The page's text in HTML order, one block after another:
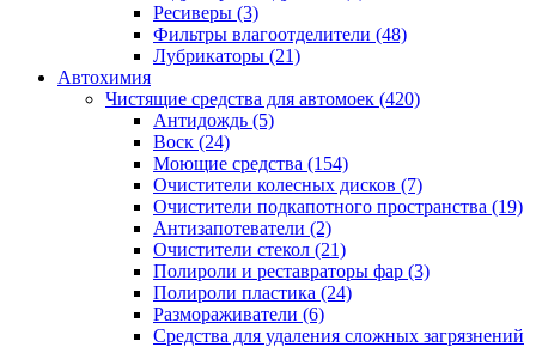
Ресиверы (3)
Фильтры влагоотделители (48)
Лубрикаторы (21)
Автохимия
Чистящие средства для автомоек (420)
Антидождь (5)
Воск (24)
Моющие средства (154)
Очистители колесных дисков (7)
Очистители подкапотного пространства (19)
Антизапотеватели (2)
Очистители стекол (21)
Полироли и реставраторы фар (3)
Полироли пластика (24)
Размораживатели (6)
Средства для удаления сложных загрязнений